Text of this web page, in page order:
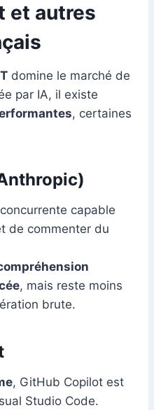
et autres
domine le marché de
par IA, il existe
, certaines
capable
de commenter du
, mais reste moins
brute.
, GitHub Copilot est
Studio Code.